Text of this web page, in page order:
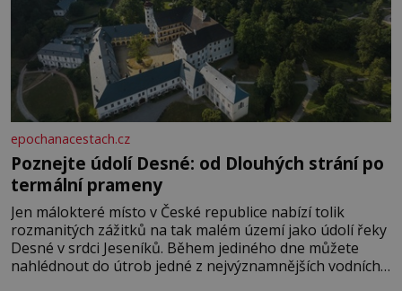
epochanacestach.cz
Poznejte údolí Desné: od Dlouhých strání po
termální prameny
Jen málokteré místo v České republice nabízí tolik
rozmanitých zážitků na tak malém území jako údolí řeky
Desné v srdci Jeseníků. Během jediného dne můžete
nahlédnout do útrob jedné z nejvýznamnějších vodních